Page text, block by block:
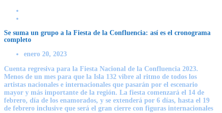
Se suma un grupo a la Fiesta de la Confluencia: así es el cronograma
completo
enero 20, 2023
Cuenta regresiva para la Fiesta Nacional de la Confluencia 2023.
Menos de un mes para que la Isla 132 vibre al ritmo de todos los
artistas nacionales e internacionales que pasarán por el escenario
mayor y más importante de la región. La fiesta comenzará el 14 de
febrero, día de los enamorados, y se extenderá por 6 días, hasta el 19
de febrero inclusive que será el gran cierre con figuras internacionales